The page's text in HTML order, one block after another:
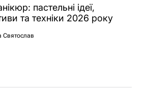
пастельні ідеї,
та техніки 2026 року
Святослав